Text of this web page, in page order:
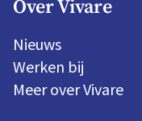
Over Vivare
Nieuws
Werken bij
Meer over Vivare